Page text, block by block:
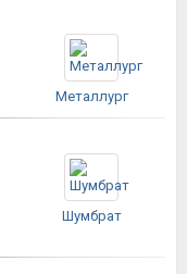
Металлург
Шумбрат